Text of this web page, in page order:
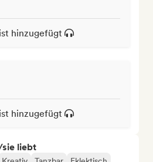
hinzugefügt
hinzugefügt
sie liebt